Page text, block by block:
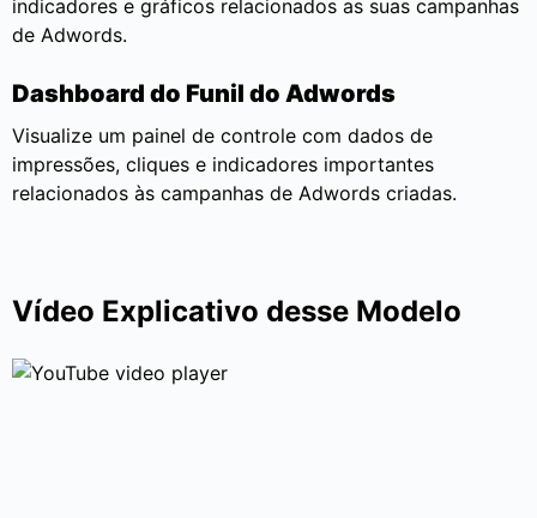
indicadores e gráficos relacionados as suas campanhas
de Adwords.
Dashboard do Funil do Adwords
Visualize um painel de controle com dados de
impressões, cliques e indicadores importantes
relacionados às campanhas de Adwords criadas.
Vídeo Explicativo desse Modelo